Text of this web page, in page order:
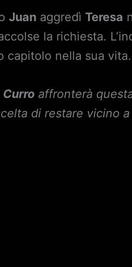
Juan aggredìTeresa
la richiesta.
capitolo nella sua vita.
Curro affronterà
di restare vicino